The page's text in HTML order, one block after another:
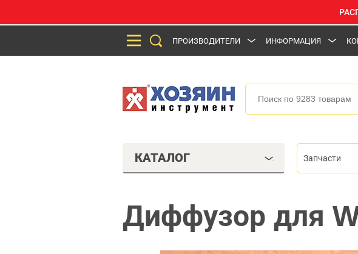
ПРОИЗВОДИТЕЛИ ИНФОРМАЦИЯ
КАТАЛОГ Запчасти
Диффузор для